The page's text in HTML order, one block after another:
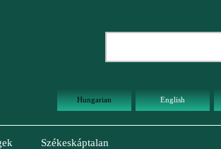
Hungarian English
Székeskáptalan